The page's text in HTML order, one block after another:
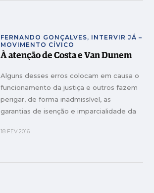
FERNANDO GONÇALVES, INTERVIR JÁ –
MOVIMENTO CÍVICO
À atenção de Costa e Van Dunem
Alguns desses erros colocam em causa o
funcionamento da justiça e outros fazem
perigar, de forma inadmissível, as
garantias de isenção e imparcialidade da
18 FEV 2016